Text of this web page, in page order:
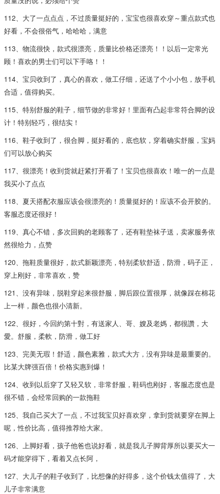
112、大了一点点点，不过质量挺好的，宝宝也很喜欢穿～重点款式也
好看，不会很俗气，哈哈哈，满意
113、物流很快，款式很漂亮，质量比价格还漂亮！！以后一定常光
顾！喜欢的男士们可以下手咯！！
114、宝贝收到了，真心的喜欢，做工仔细，还送了个小小包，放手机
合适，值得购买。
115、特别舒服的鞋子，细节做的非常好！里面有凸起非常符合脚的设
计！特别轻巧，很结实！
116、鞋子收到了，很合脚，挺好看的，底也软，穿着确实舒服，宝妈
们可以放心购买
117、很漂亮！收到货就赶紧打开看了！宝贝也很喜欢！唯一的一点是
我买小了点点
118、夏天搭配衣服应该会很漂亮的！质量挺好的！应该不会开胶的。
客服态度还很好！
119、真心不错，多次回购的老顾客了，还有鞋垫袜子送，卖家服务依
然很给力，点赞
120、拖鞋质量很好，款式新颖漂亮，特别柔软舒适，防滑，码子正，
穿上刚好，非常喜欢，赞
121、没有异味，脱鞋穿起来很舒服，脚后跟位置很厚，就像踩在棉花
上一样，颜色也很小清新。
122、很好，今回約第十對，有送家人、哥、嫂及老媽，都很讚，大
愛。舒服，柔軟，防滑，做工好
123、完美无瑕！舒适，颜色素雅，款式大方，没有异味是最重要的。
比某大牌强百倍！价格实惠到爆！
124、收到以后穿了又轻又软，非常舒服，鞋码也刚好，客服态度也是
很不错，会经常回购的一款拖鞋
125、我自己买大了一点，不过我宝贝好喜欢穿，拿到货就要穿在脚上
呢，性价比高，值得推荐给大家。
126、上脚好看，孩子他爸也说好看，就是我儿子脚背厚所以要买大一
码才能穿得下，看着又点长阿，
127、大儿子的鞋子收到了，比想像的好得多，这个价钱太值得了，大
儿子非常满意